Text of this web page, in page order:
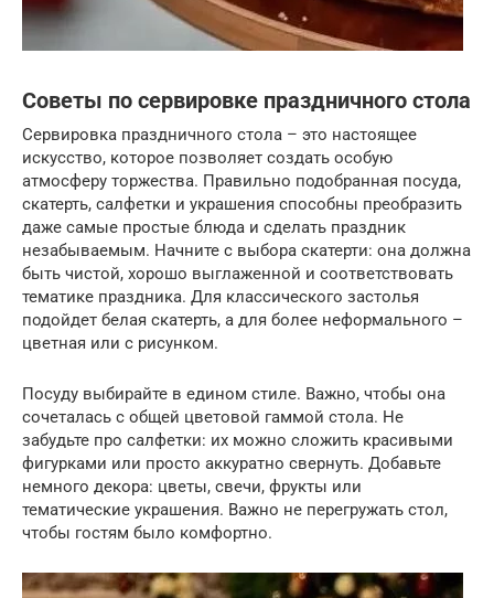
Советы по сервировке праздничного стола
Сервировка праздничного стола – это настоящее
искусство, которое позволяет создать особую
атмосферу торжества. Правильно подобранная посуда,
скатерть, салфетки и украшения способны преобразить
даже самые простые блюда и сделать праздник
незабываемым. Начните с выбора скатерти: она должна
быть чистой, хорошо выглаженной и соответствовать
тематике праздника. Для классического застолья
подойдет белая скатерть, а для более неформального –
цветная или с рисунком.
Посуду выбирайте в едином стиле. Важно, чтобы она
сочеталась с общей цветовой гаммой стола. Не
забудьте про салфетки: их можно сложить красивыми
фигурками или просто аккуратно свернуть. Добавьте
немного декора: цветы, свечи, фрукты или
тематические украшения. Важно не перегружать стол,
чтобы гостям было комфортно.